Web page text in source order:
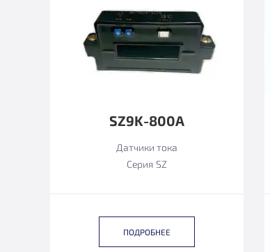
SZ9K-800А
Датчики тока
Серия SZ
ПОДРОБНЕЕ